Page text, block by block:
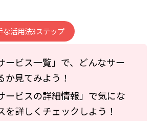
な活用法3ステップ
ービス一覧」で、どんなサー
か見てみよう！
ービスの詳細情報」で気にな
を詳しくチェックしよう！